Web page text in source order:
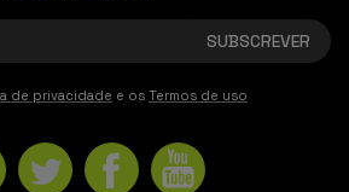
de privacidade e os Termos de uso